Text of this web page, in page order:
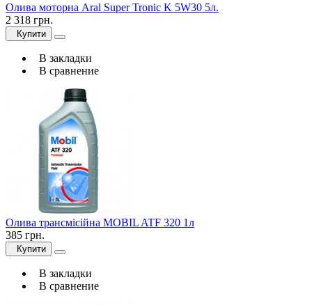
Олива моторна Aral Super Tronic K 5W30 5л.
2 318 грн.
Купити
В закладки
В сравнение
Олива трансмісійна MOBIL ATF 320 1л
385 грн.
Купити
В закладки
В сравнение